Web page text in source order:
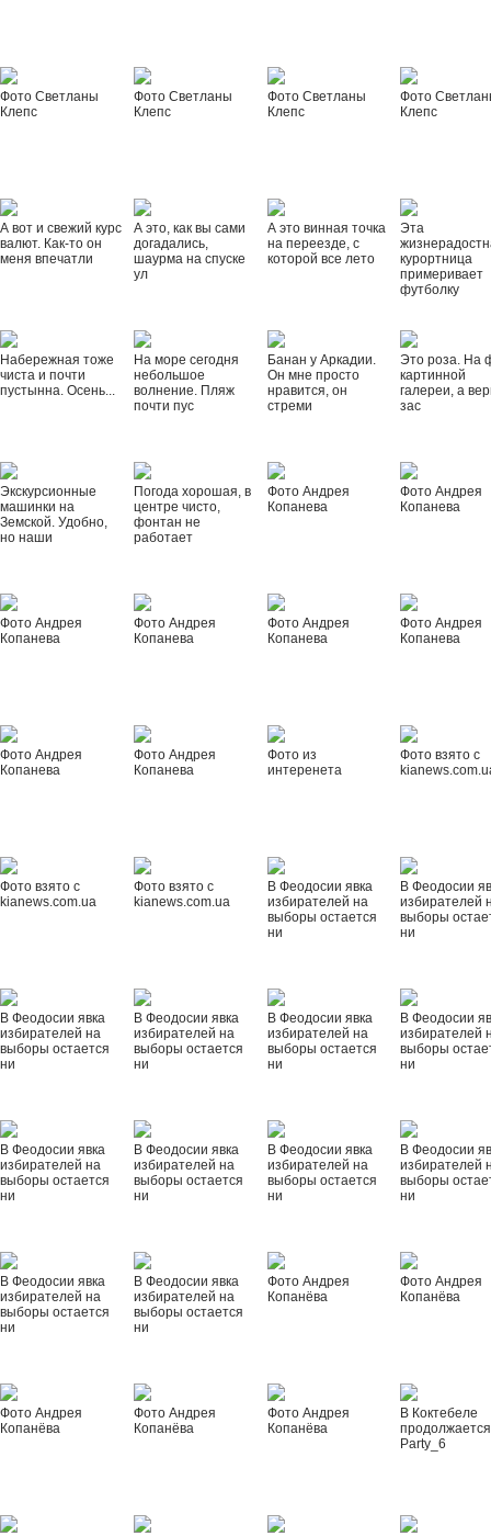
Фото Светланы
Клепс
Фото Светланы
Клепс
Фото Светланы
Клепс
Фото
Клепс
А вот и свежий курс
валют. Как-то он
меня впечатли
А это, как вы сами
догадались,
шаурма на спуске
ул
А это винная точка
на переезде, с
которой все лето
Эта
курортница
примеривает
футболку
Набережная тоже
чиста и почти
пустынна. Осень...
На море сегодня
небольшое
волнение. Пляж
почти пус
Банан у Аркадии.
Он мне просто
нравится, он
стреми
Это роза. На
картинной
галереи, а
зас
Экскурсионные
машинки на
Земской. Удобно,
но наши
Погода хорошая, в
центре чисто,
фонтан не
работает
Фото Андрея
Копанева
Фото Андрея
Копанева
Фото Андрея
Копанева
Фото Андрея
Копанева
Фото Андрея
Копанева
Фото Андрея
Копанева
Фото Андрея
Копанева
Фото Андрея
Копанева
Фото из
интеренета
Фото взято с
Фото взято с
kianews.com.ua
Фото взято с
kianews.com.ua
В Феодосии явка
избирателей на
выборы остается
ни
В Феодосии
избирателей
выборы
ни
В Феодосии явка
избирателей на
выборы остается
ни
В Феодосии явка
избирателей на
выборы остается
ни
В Феодосии явка
избирателей на
выборы остается
ни
В Феодосии
избирателей
выборы
ни
В Феодосии явка
избирателей на
выборы остается
ни
В Феодосии явка
избирателей на
выборы остается
ни
В Феодосии явка
избирателей на
выборы остается
ни
В Феодосии
избирателей
выборы
ни
В Феодосии явка
избирателей на
выборы остается
ни
В Феодосии явка
избирателей на
выборы остается
ни
Фото Андрея
Копанёва
Фото Андрея
Копанёва
Фото Андрея
Копанёва
Фото Андрея
Копанёва
Фото Андрея
Копанёва
В Коктебеле
Party_6